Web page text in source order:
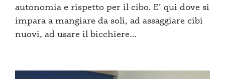
autonomia e rispetto per il cibo. E’ qui dove si
impara a mangiare da soli, ad assaggiare cibi
nuovi, ad usare il bicchiere…